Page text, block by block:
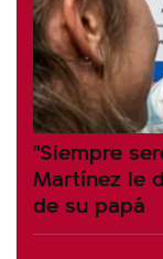
"Siempre
Martínez le
de su papá